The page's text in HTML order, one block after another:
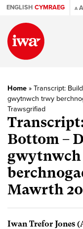
ENGLISH CYMRAEG A A
Home » Transcript:
gwytnwch trwy
Trawsgrifiad
Bottom –
Mawrth
Iwan Trefor Jones